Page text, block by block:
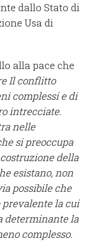
dallo Stato di
Usa di
alla pace che
Il conflitto
complessi e di
intrecciate.
nelle
si preoccupa
della
esistano, non
possibile che
la cui
determinante la
complesso.